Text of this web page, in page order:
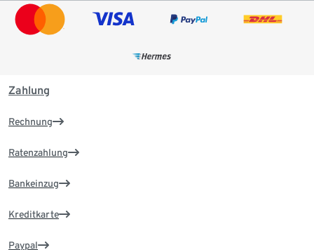
Zahlung
Rechnung
Ratenzahlung
Bankeinzug
Kreditkarte
Paypal